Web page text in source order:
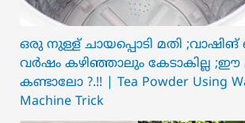
ഒരു നുള്ള് ചായപ്പൊടി മതി
വർഷം കഴിഞ്ഞാലും കേടാകില്ല ;ഈ
കണ്ടാലോ ?.!! | Tea Powder Using
Machine Trick